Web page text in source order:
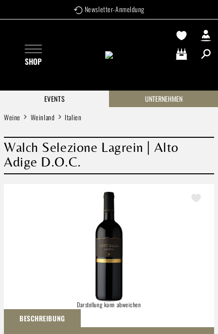
Zum Hauptinhalt springen Newsletter-Anmeldung
SHOP Warenkorb
EVENTS
UNTERNEHMEN
Weine
Weinland Italien
Walch Selezione Lagrein | Alto
Adige D.O.C.
Darstellung kann abweichen
BESCHREIBUNG